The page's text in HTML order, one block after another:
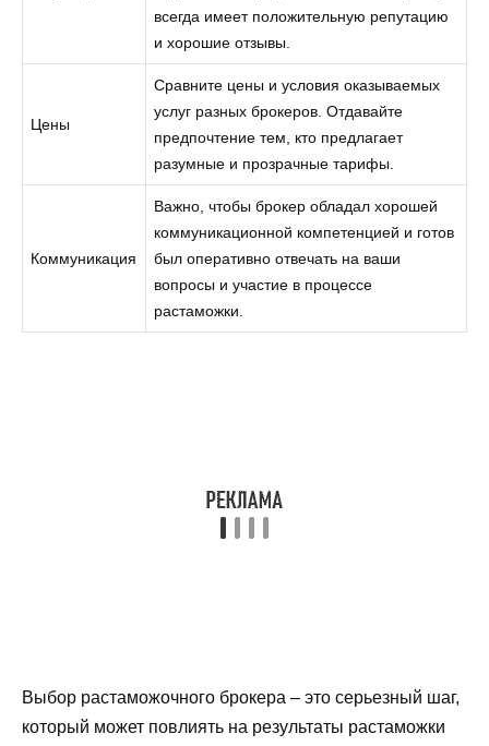
всегда имеет положительную репутацию
и хорошие отзывы.
Цены
Сравните цены и условия оказываемых
услуг разных брокеров. Отдавайте
предпочтение тем, кто предлагает
разумные и прозрачные тарифы.
Коммуникация
Важно, чтобы брокер обладал хорошей
коммуникационной компетенцией и готов
был оперативно отвечать на ваши
вопросы и участие в процессе
растаможки.
Выбор растаможочного брокера – это серьезный шаг,
который может повлиять на результаты растаможки